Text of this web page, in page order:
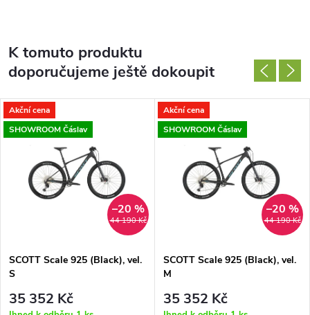
K tomuto produktu
doporučujeme ještě dokoupit
Akční cena
SHOWROOM Čáslav
44 190 Kč
–20 %
SCOTT Scale 925 (Black), vel.
S
35 352 Kč
Akční cena
SHOWROOM Čáslav
44 190 Kč
–20 %
SCOTT Scale 925 (Black), vel.
M
35 352 Kč